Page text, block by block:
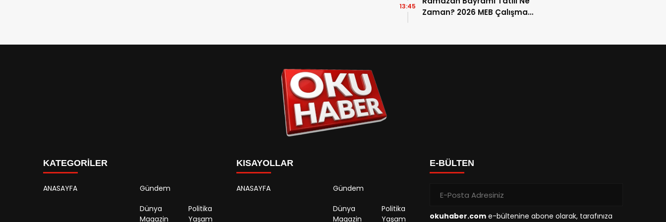
Zaman? 2026 MEB Çalışma
13:45
KATEGORİLER
ANASAYFA Gündem
Dünya
Politika
Magazin
Yaşam
KISAYOLLAR
ANASAYFA Gündem
Dünya
Politika
Magazin
Yaşam
E-BÜLTEN
okuhaber.com e-bültenine abone olarak, tarafınıza